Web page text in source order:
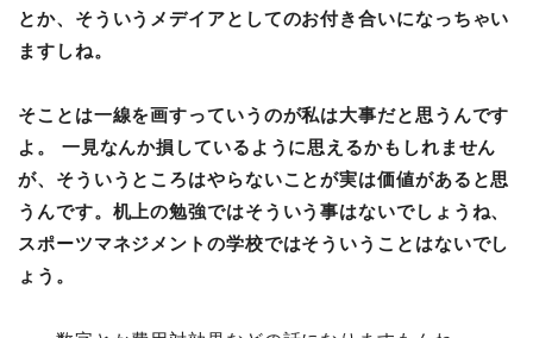
とか、そういうメデイアとしてのお付き合いになっちゃい
ますしね。
そことは一線を画すっていうのが私は大事だと思うんです
よ。 一見なんか損しているように思えるかもしれません
が、そういうところはやらないことが実は価値があると思
うんです。机上の勉強ではそういう事はないでしょうね、
スポーツマネジメントの学校ではそういうことはないでし
ょう。